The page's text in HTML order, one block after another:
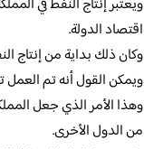
اقتصاد الدولة.
وكان ذلك بداية من إنتاج
ويمكن القول أنه تم العمل
وهذا الأمر الذي جعل
من الدول الأخرى.